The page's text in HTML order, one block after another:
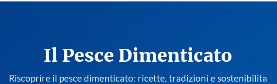
Il Pesce Dimenticato
Riscoprire il pesce dimenticato: ricette, tradizioni e sostenibilita